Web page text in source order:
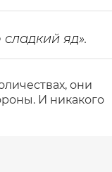
яд».
они
И никакого